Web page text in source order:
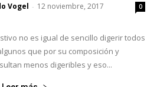
Vogel - 12 noviembre, 2017 0
no es igual de sencillo digerir todos
que por su composición y
menos digeribles y eso...